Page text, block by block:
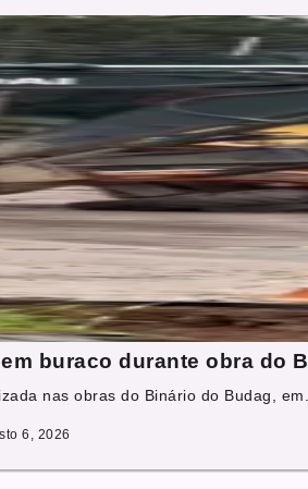
buraco durante obra do
nas obras do Binário do Budag,
6, 2026